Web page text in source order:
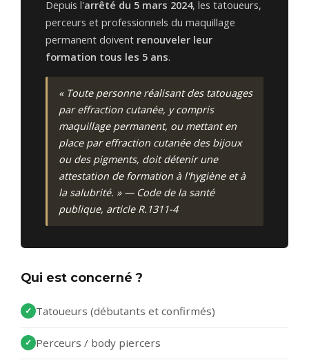
Depuis l'arrêté du 5 mars 2024, les tatoueurs,
perceurs et professionnels du maquillage
permanent doivent renouveler leur
formation tous les 5 ans.
« Toute personne réalisant des tatouages
par effraction cutanée, y compris
maquillage permanent, ou mettant en
place par effraction cutanée des bijoux
ou des pigments, doit détenir une
attestation de formation à l'hygiène et à
la salubrité. » — Code de la santé
publique, article R.1311-4
Qui est concerné ?
Tatoueurs (débutants et confirmés)
Perceurs / body piercers